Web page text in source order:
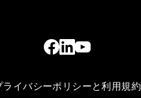
ライバシーポリシーと利用規約